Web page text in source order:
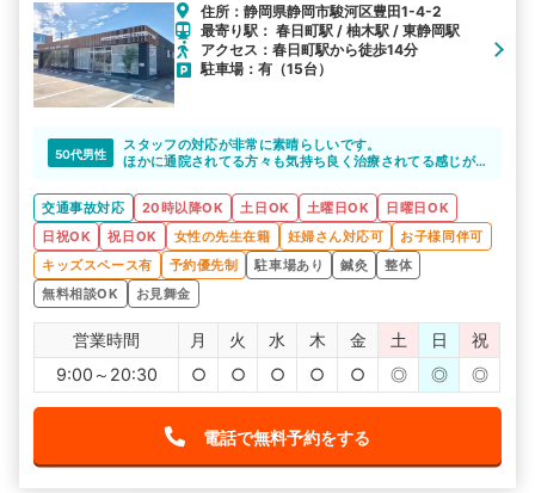
住所：静岡県静岡市駿河区豊田1-4-2
最寄り駅： 春日町駅 / 柚木駅 / 東静岡駅
アクセス：春日町駅から徒歩14分
駐車場：有（15台）
50代男性
スタッフの対応が非常に素晴らしいです。
ほかに通院されてる方々も気持ち良く治療されてる感じが
もちろん、治療もいろいろと工夫してくれて助かってま
す。
交通事故対応 20時以降OK 土日OK 土曜日OK
日曜日OK
日祝OK
祝日OK 女性の先生在籍 妊婦さん対応可
お子様同伴可
キッズスペース有
予約優先制 駐車場あり 鍼灸
整体
無料相談OK
お見舞金
営業時間 月 火 水 木 金 土 日
祝
9:00～20:30
○ ○ ○ ○ ○ ◎ ◎ ◎
電話で無料予約をする